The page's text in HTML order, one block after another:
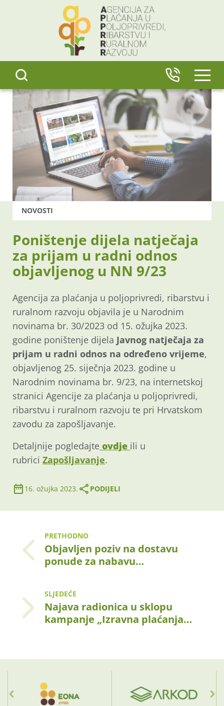
NOVOSTI
Poništenje dijela natječaja
za prijam u radni odnos
objavljenog u NN 9/23
Agencija za plaćanja u poljoprivredi, ribarstvu i
ruralnom razvoju objavila je u Narodnim
novinama br. 30/2023 od 15. ožujka 2023.
godine poništenje dijela Javnog natječaja za
prijam u radni odnos na određeno vrijeme,
objavljenog 25. siječnja 2023. godine u
Narodnim novinama br. 9/23, na internetskoj
stranici Agencije za plaćanja u poljoprivredi,
ribarstvu i ruralnom razvoju te pri Hrvatskom
zavodu za zapošljavanje.
Detaljnije pogledajte ovdje ili u
rubrici Zapošljavanje.
16. ožujka 2023. PODIJELI
PRETHODNO
Objavljen poziv na dostavu
ponude za nabavu…
SLJEDEĆE
Najava radionica u sklopu
kampanje „Izravna plaćanja…